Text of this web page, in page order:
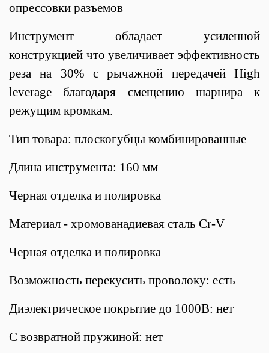
опрессовки разъемов
Инструмент обладает усиленной
конструкцией что увеличивает эффективность
реза на 30% с рычажной передачей High
leverage благодаря смещению шарнира к
режущим кромкам.
Тип товара: плоскогубцы комбинированные
Длина инструмента: 160 мм
Черная отделка и полировка
Материал - хромованадиевая сталь Cr-V
Черная отделка и полировка
Возможность перекусить проволоку: есть
Диэлектрическое покрытие до 1000В: нет
С возвратной пружиной: нет